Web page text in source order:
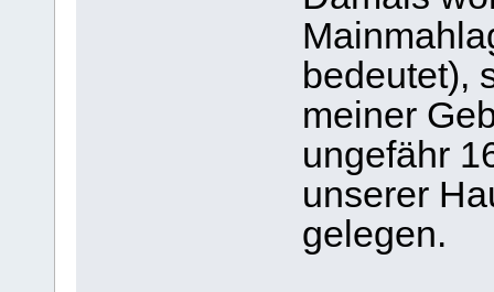
bedeutet),
meiner
ungefähr
unserer
gelegen.